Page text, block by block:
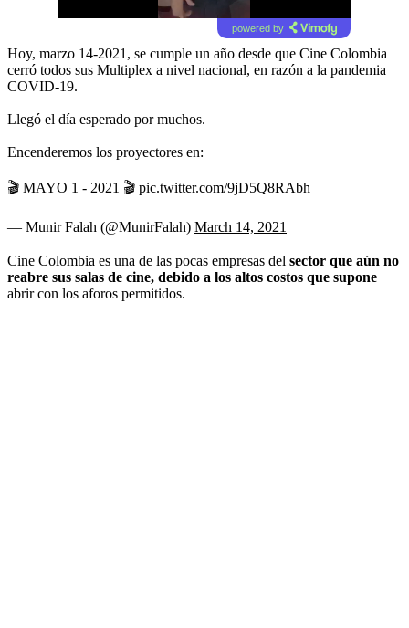
powered by
Hoy, marzo 14-2021, se cumple un año desde que Cine Colombia
cerró todos sus Multiplex a nivel nacional, en razón a la pandemia
COVID-19.
Llegó el día esperado por muchos.
Encenderemos los proyectores en:
🎬 MAYO 1 - 2021 🎬 pic.twitter.com/9jD5Q8RAbh
— Munir Falah (@MunirFalah) March 14, 2021
Cine Colombia es una de las pocas empresas del sector que aún no
reabre sus salas de cine, debido a los altos costos que supone
abrir con los aforos permitidos.